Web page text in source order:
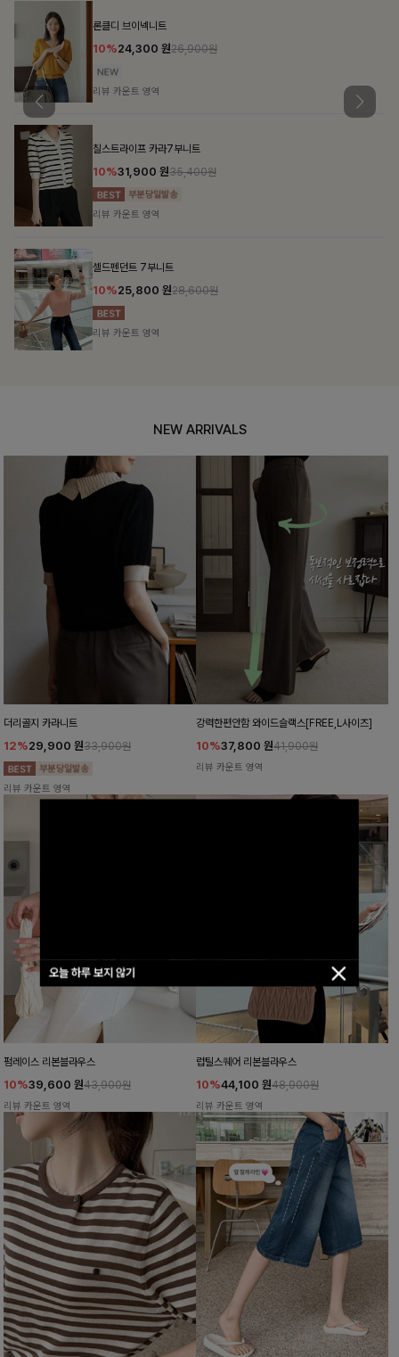
오늘 하루 보지 않기
론클디 브이넥니트
10%24,300 원26,900원
리뷰 카운트 영역
칠스트라이프 카라7부니트
10%31,900 원35,400원
리뷰 카운트 영역
셀드펜던트 7부니트
10%25,800 원28,600원
리뷰 카운트 영역
NEW ARRIVALS
더리골지 카라니트
12%29,900 원33,900원
리뷰 카운트 영역
강력한편안함 와이드슬랙스[FREE,L사이즈]
10%37,800 원41,900원
리뷰 카운트 영역
펌레이스 리본블라우스
10%39,600 원43,900원
리뷰 카운트 영역
럽틸스퀘어 리본블라우스
10%44,100 원48,900원
리뷰 카운트 영역